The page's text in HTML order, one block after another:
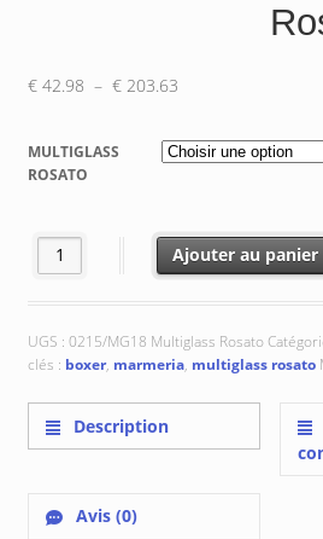
€42.98 – €203.63Plage
prix :
€ 42.98
MULTIGLASS
ROSATO
quantité de 0215/MG18 Multiglass
Ajouter au panier
UGS : 0215/MG18 Multiglass Rosato
clés : boxer, marmeria, multiglass rosato
Description
Avis (0)